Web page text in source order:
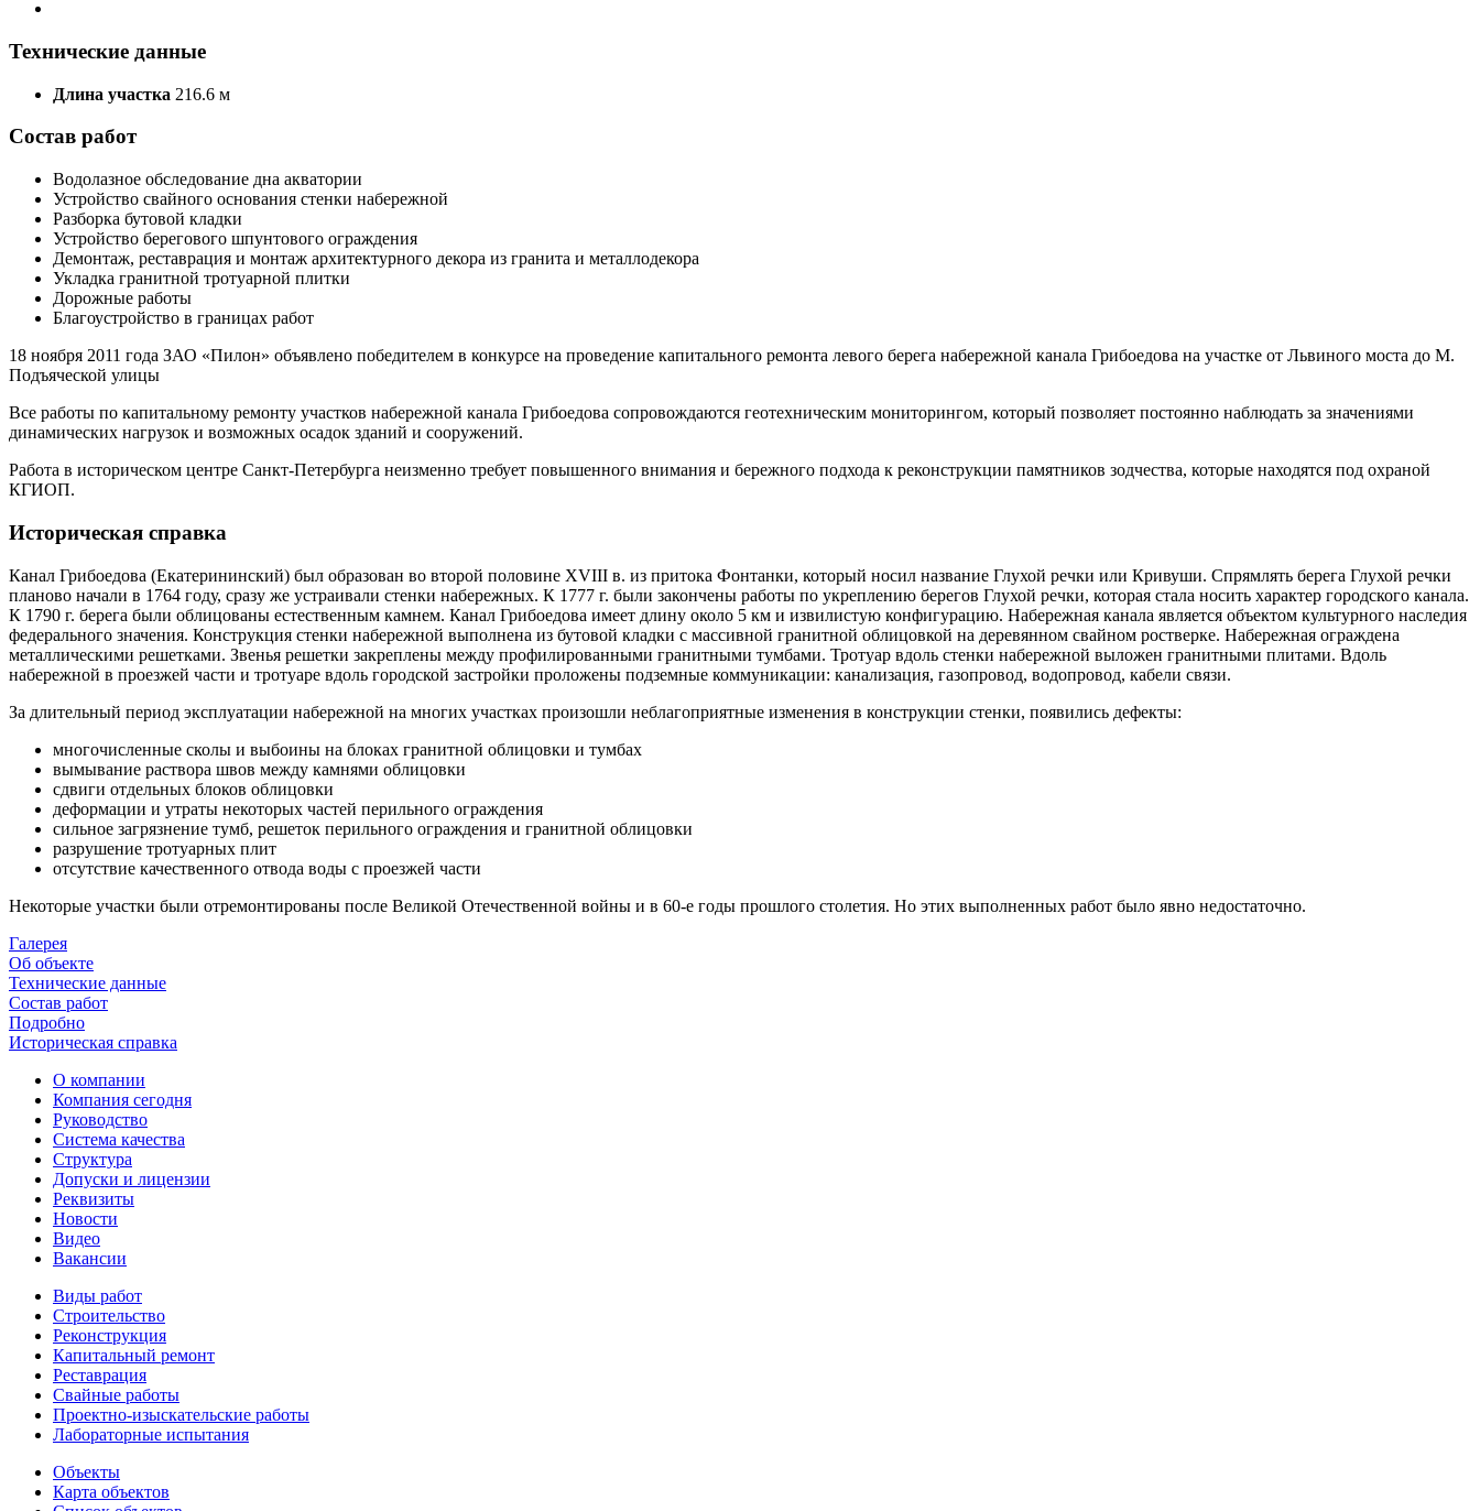
Технические данные
Длина участка 216.6 м
Состав работ
Водолазное обследование дна акватории
Устройство свайного основания стенки набережной
Разборка бутовой кладки
Устройство берегового шпунтового ограждения
Демонтаж, реставрация и монтаж архитектурного декора из гранита и металлодекора
Укладка гранитной тротуарной плитки
Дорожные работы
Благоустройство в границах работ
18 ноября 2011 года ЗАО «Пилон» объявлено победителем в конкурсе на проведение капитального ремонта левого берега набережной канала Грибоедова на участке от Львиного моста до М.
Подъяческой улицы
Все работы по капитальному ремонту участков набережной канала Грибоедова сопровождаются геотехническим мониторингом, который позволяет постоянно наблюдать за значениями
динамических нагрузок и возможных осадок зданий и сооружений.
Работа в историческом центре Санкт-Петербурга неизменно требует повышенного внимания и бережного подхода к реконструкции памятников зодчества, которые находятся под охраной
КГИОП.
Историческая справка
Канал Грибоедова (Екатерининский) был образован во второй половине XVIII в. из притока Фонтанки, который носил название Глухой речки или Кривуши. Спрямлять берега Глухой речки
планово начали в 1764 году, сразу же устраивали стенки набережных. К 1777 г. были закончены работы по укреплению берегов Глухой речки, которая стала носить характер городского канала.
К 1790 г. берега были облицованы естественным камнем. Канал Грибоедова имеет длину около 5 км и извилистую конфигурацию. Набережная канала является объектом культурного наследия
федерального значения. Конструкция стенки набережной выполнена из бутовой кладки с массивной гранитной облицовкой на деревянном свайном ростверке. Набережная ограждена
металлическими решетками. Звенья решетки закреплены между профилированными гранитными тумбами. Тротуар вдоль стенки набережной выложен гранитными плитами. Вдоль
набережной в проезжей части и тротуаре вдоль городской застройки проложены подземные коммуникации: канализация, газопровод, водопровод, кабели связи.
За длительный период эксплуатации набережной на многих участках произошли неблагоприятные изменения в конструкции стенки, появились дефекты:
многочисленные сколы и выбоины на блоках гранитной облицовки и тумбах
вымывание раствора швов между камнями облицовки
сдвиги отдельных блоков облицовки
деформации и утраты некоторых частей перильного ограждения
сильное загрязнение тумб, решеток перильного ограждения и гранитной облицовки
разрушение тротуарных плит
отсутствие качественного отвода воды с проезжей части
Некоторые участки были отремонтированы после Великой Отечественной войны и в 60-е годы прошлого столетия. Но этих выполненных работ было явно недостаточно.
Галерея
Об объекте
Технические данные
Состав работ
Подробно
Историческая справка
О компании
Компания сегодня
Руководство
Система качества
Структура
Допуски и лицензии
Реквизиты
Новости
Видео
Вакансии
Виды работ
Строительство
Реконструкция
Капитальный ремонт
Реставрация
Свайные работы
Проектно-изыскательские работы
Лабораторные испытания
Объекты
Карта объектов